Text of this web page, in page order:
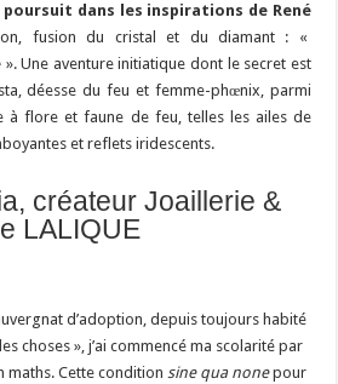
poursuit dans les inspirations de René
fusion du cristal et du diamant : «
». Une aventure initiatique dont le secret est
déesse du feu et femme-phœnix, parmi
à flore et faune de feu, telles les ailes de
et reflets iridescents.
créateur Joaillerie &
LALIQUE
d’adoption, depuis toujours habité
choses », j’ai commencé ma scolarité par
maths. Cette conditionsine qua nonepour